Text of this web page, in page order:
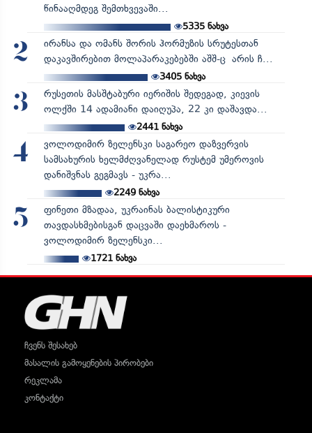
წინააღმდეგ შემთხვევაში...
5335 ნახვა
2
ირანსა და ომანს შორის ჰორმუზის სრუტესთან
დაკავშირებით მოლაპარაკებებში აშშ-ც არის ჩ...
3405ნახვა
3
რუსეთის მასშტაბური იერიშის შედეგად, კიევის
ოლქში 14 ადამიანი დაიღუპა, 22 კი დაშავდა...
2441ნახვა
4
ვოლოდიმირ ზელენსკი საგარეო დაზვერვის
სამსახურის ხელმძღვანელად რუსტემ უმეროვის
დანიშვნას გეგმავს - უკრა...
2249ნახვა
5
ფინეთი მზადაა, უკრაინას ბალისტიკური
თავდასხმებისგან დაცვაში დაეხმაროს -
ვოლოდიმირ ზელენსკი...
1721ნახვა
ჩვენს შესახებ
მასალის გამოყენების პირობები
რეკლამა
კონტაქტი